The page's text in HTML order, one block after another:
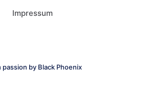
Impressum
passion by Black Phoenix